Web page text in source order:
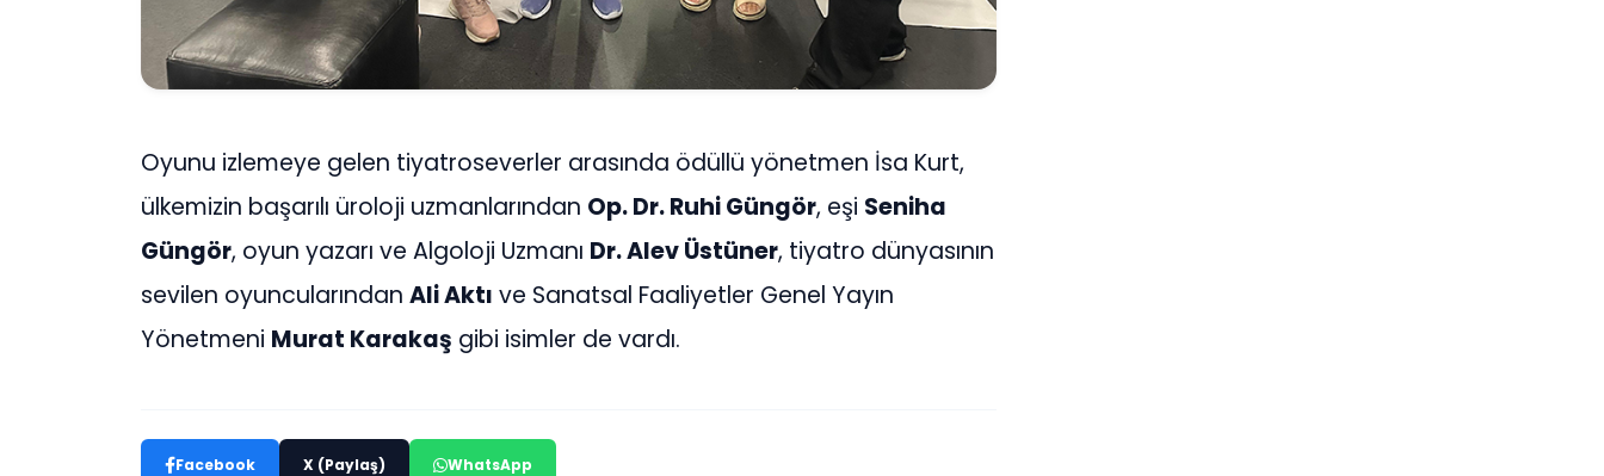
Oyunu izlemeye gelen tiyatroseverler arasında ödüllü yönetmen İsa Kurt,
ülkemizin başarılı üroloji uzmanlarından Op. Dr. Ruhi Güngör, eşi Seniha
Güngör, oyun yazarı ve Algoloji Uzmanı Dr. Alev Üstüner, tiyatro dünyasının
sevilen oyuncularından Ali Aktı ve Sanatsal Faaliyetler Genel Yayın
Yönetmeni Murat Karakaş gibi isimler de vardı.
Facebook X (Paylaş) WhatsApp